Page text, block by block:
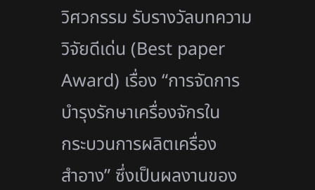
วิศวกรรม รับรางวัลบทความ
วิจัยดีเด่น (Best paper
Award) เรื่อง “การจัดการ
บำรุงรักษาเครื่องจักรใน
กระบวนการผลิตเครื่อง
สำอาง” ซึ่งเป็นผลงานของ